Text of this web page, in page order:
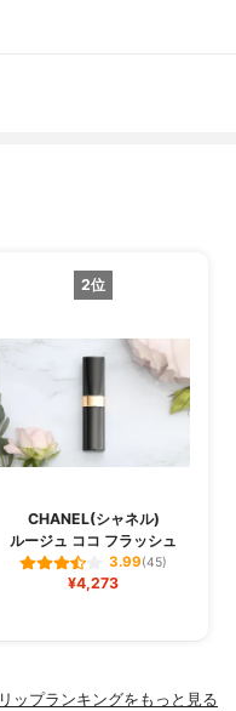
2位
CHANEL(シャネル)
ルージュ ココ フラッシュ
3.99(45)
¥4,273
リップランキングをもっと見る